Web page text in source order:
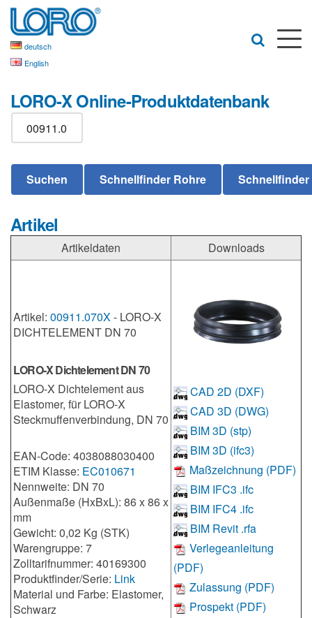
deutsch
English
LORO-X Online-Produktdatenbank
Artikel
Artikeldaten Downloads
Artikel: 00911.070X- LORO-X
DICHTELEMENT DN 70
LORO-X Dichtelement DN 70
LORO-X Dichtelement aus
Elastomer, für LORO-X
Steckmuffenverbindung, DN 70
EAN-Code: 4038088030400
ETIM Klasse: EC010671
Nennweite: DN 70
Außenmaße (HxBxL): 86 x 86 x
mm
Gewicht: 0,02 Kg (STK)
Warengruppe: 7
Zolltarifnummer: 40169300
Produktfinder/Serie: Link
Material und Farbe: Elastomer,
Schwarz
CAD 2D (DXF)
CAD 3D (DWG)
BIM 3D (stp)
BIM 3D (ifc3)
Maßzeichnung (PDF)
BIM IFC3 .ifc
BIM IFC4 .ifc
BIM Revit .rfa
Verlegeanleitung
(PDF)
Zulassung (PDF)
Prospekt (PDF)